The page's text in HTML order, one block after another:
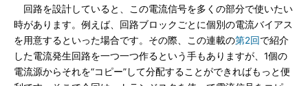
回路を設計していると、この電流信号を多くの部分で使いたい
時があります。例えば、回路ブロックごとに個別の電流バイアス
を用意するといった場合です。その際、この連載の第2回で紹介
した電流発生回路を一つ一つ作るという手もありますが、1個の
電流源からそれを“コピー”して分配することができればもっと便